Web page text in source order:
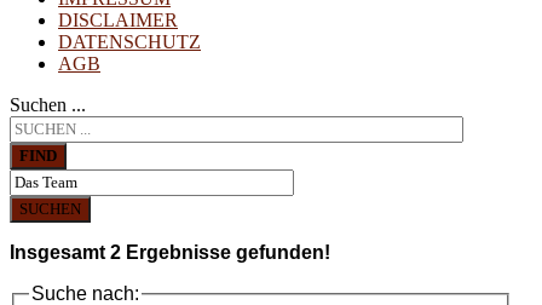
DISCLAIMER
DATENSCHUTZ
AGB
Suchen ...
FIND
SUCHEN
Insgesamt 2 Ergebnisse gefunden!
Suche nach: